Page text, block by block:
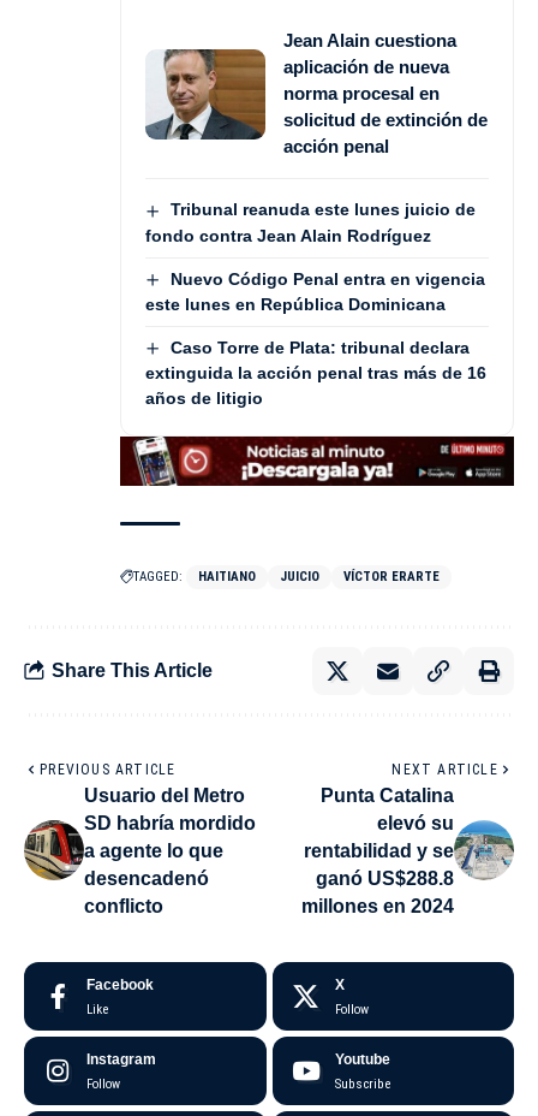
Jean Alain cuestiona
aplicación de nueva
norma procesal en
solicitud de extinción de
acción penal
Tribunal reanuda este lunes juicio de
fondo contra Jean Alain Rodríguez
Nuevo Código Penal entra en vigencia
este lunes en República Dominicana
Caso Torre de Plata: tribunal declara
extinguida la acción penal tras más de 16
años de litigio
TAGGED: HAITIANO JUICIO VÍCTOR ERARTE
Share This Article
PREVIOUS ARTICLE
Usuario del Metro
SD habría mordido
a agente lo que
desencadenó
conflicto
NEXT ARTICLE
Punta Catalina
elevó su
rentabilidad y se
ganó US$288.8
millones en 2024
Facebook
Like
X
Follow
Instagram
Follow
Youtube
Subscribe